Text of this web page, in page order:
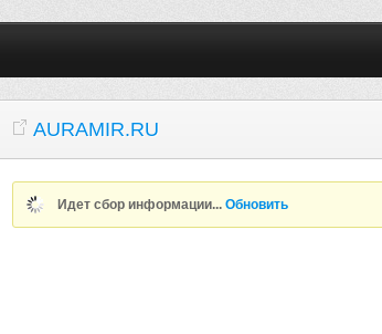
AURAMIR.RU
Идет сбор информации...Обновить